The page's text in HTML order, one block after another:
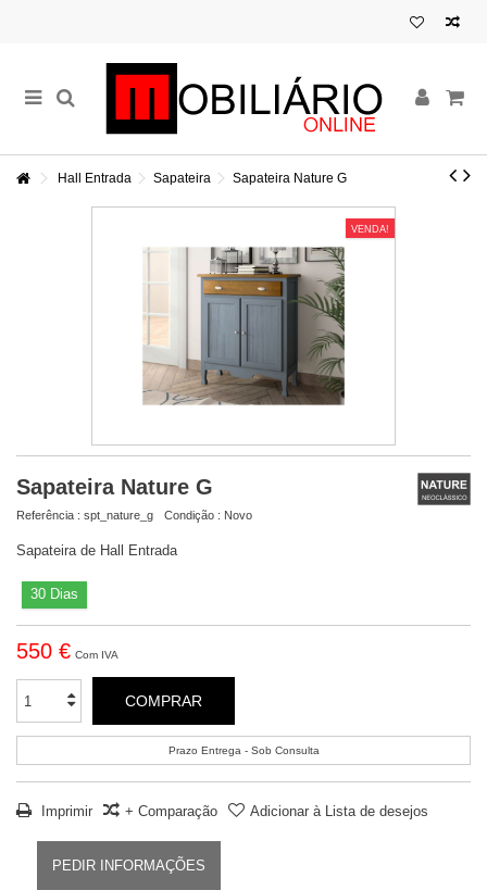
Hall Entrada Sapateira Sapateira Nature G
VENDA!
Sapateira Nature G
Referência : spt_nature_g Condição : Novo
Sapateira de Hall Entrada
30 Dias
550 € Com IVA
COMPRAR
Prazo Entrega - Sob Consulta
Imprimir + Comparação Adicionar à Lista de desejos
PEDIR INFORMAÇÕES